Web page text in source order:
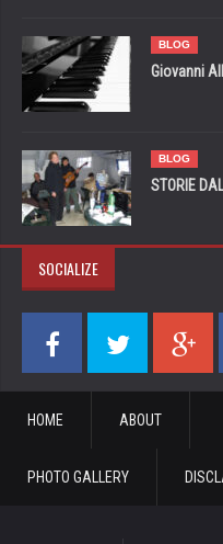
BLOG
Giovanni
BLOG
STORIE
SOCIALIZE
HOME ABOUT
PHOTO GALLERY